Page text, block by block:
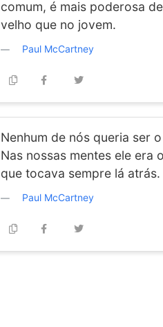
comum, é mais poderosa
velho que no jovem.
Paul McCartney
Nenhum de nós queria ser
Nas nossas mentes ele era
que tocava sempre lá atrás.
Paul McCartney